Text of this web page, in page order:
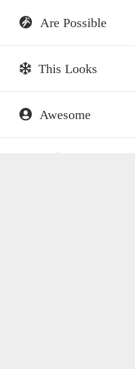
Are Possible
This Looks
Awesome